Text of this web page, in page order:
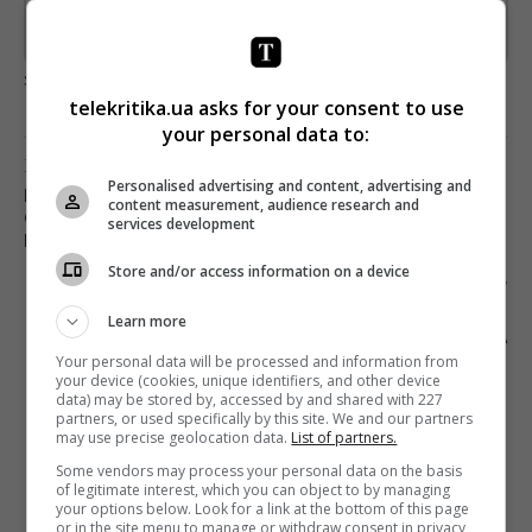
Предоставлено SendPulse
загрузка...
Предыдущий пост
БЕСКОРЫСТИЕ, НЕ ПРИБЫЛЬ: ПОЧЕМУ
СОЦИАЛЬНОЕ ПРЕДПРИНИМАТЕЛЬСТВО ТАК
Следующий пост
SONY В КОПРОДУКЦИИ С ИТАЛЬЯНСКОЙ
КОМПАНИЕЙ НАЧАЛА СЪЕМКИ МИНИСЕРИАЛА
О ЛЕОНАРДО ДА ВИНЧИ
telekritika.ua asks for your consent to use
your personal data to:
Personalised advertising and content, advertising and
content measurement, audience research and
services development
Store and/or access information on a device
Learn more
Your personal data will be processed and information from
your device (cookies, unique identifiers, and other device
data) may be stored by, accessed by and shared with 227
partners, or used specifically by this site. We and our partners
may use precise geolocation data. List of partners.
Some vendors may process your personal data on the basis
of legitimate interest, which you can object to by managing
your options below. Look for a link at the bottom of this page
or in the site menu to manage or withdraw consent in privacy